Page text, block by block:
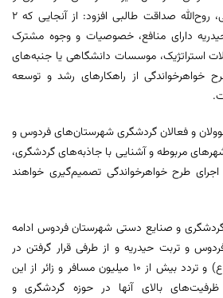
صنایع‌ دستی خراسان جنوبی، روح‌الله صداقت طالبی افزود: از آنجایی که ۲
دارای منافع، خصوصیات و وجوه مشترک
استراتژیک، موسسات دانشگاهی یا جنبه‌های
خواهرخواندگی از راهکارهای رشد و توسعه
و فعالان گردشگری شهرستان‌های فردوس و
مربوطه و آشنایی با جاذبه‌های گردشگری،
طرح خواهرخواندگی تصمیم‌گیری خواهند
گردشگری و صنایع‌ دستی شهرستان فردوس ادامه
و تربت حیدریه و از طرفی قرار گرفتن در
مسیر تردد زائران امام رضا (ع) و تردد بیش از ۱۰ میلیون مسافر و زائر از این
ظرفیت‌های بالای آنها در حوزه گردشگری و